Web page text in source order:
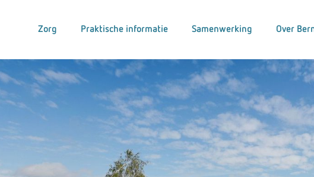
Zorg Praktische informatie Samenwerking Over